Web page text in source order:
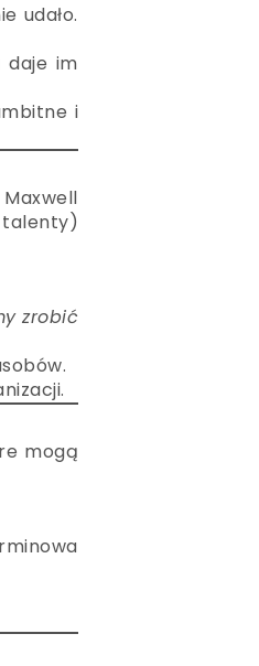
udało.
daje im
i
talenty)
zrobić
mogą